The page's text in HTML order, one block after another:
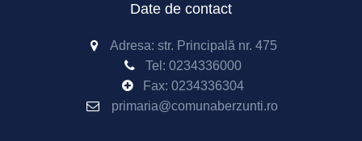
Date de contact
Adresa: str. Principală nr. 475
Tel: 0234336000
Fax: 0234336304
primaria@comunaberzunti.ro